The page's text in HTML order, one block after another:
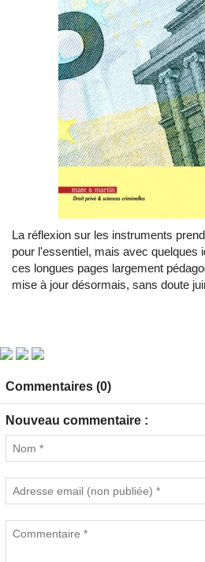
La réflexion sur les instruments
pour l'essentiel, mais avec quelques
ces longues pages largement
mise à jour désormais, sans doute
Commentaires (0)
Nouveau commentaire :